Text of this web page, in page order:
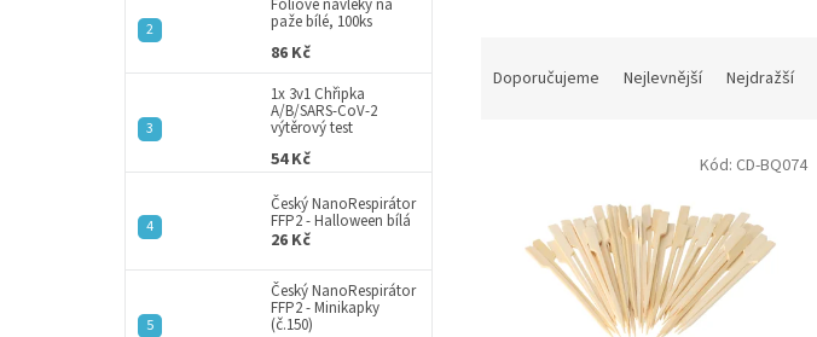
paže bílé, 100ks
86 Kč
1x 3v1 Chřipka
A/B/SARS-CoV-2
výtěrový test
54 Kč
Český NanoRespirátor
FFP2 - Halloween bílá
26 Kč
Český NanoRespirátor
FFP2 - Minikapky
(č.150)
Doporučujeme Nejlevnější Nejdražší
Kód: CD-BQ074